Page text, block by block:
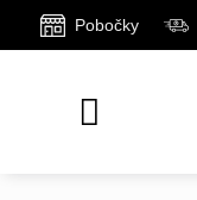
Pobočky